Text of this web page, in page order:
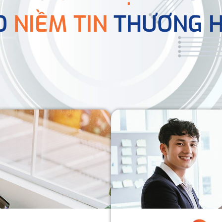
NIỀM TIN THƯƠNG